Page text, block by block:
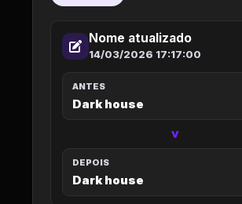
Nome atualizado
14/03/2026 17:17:00
ANTES
Dark house
>
DEPOIS
Dark house